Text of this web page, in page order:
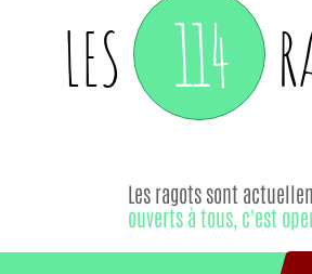
LES 114
Les ragots sont
ouverts à tous, c'est